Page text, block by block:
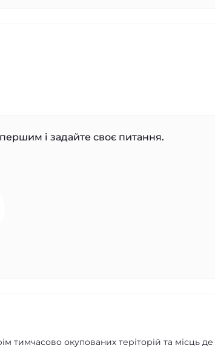
і задайте своє питання.
тимчасово окупованих теріторій та місць де